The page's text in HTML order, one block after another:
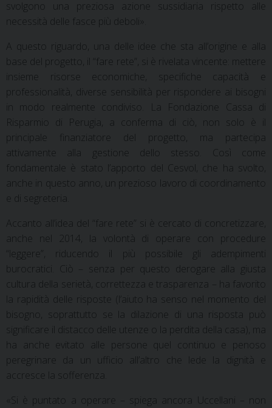
svolgono una preziosa azione sussidiaria rispetto alle
necessità delle fasce più deboli».
A questo riguardo, una delle idee che sta all’origine e alla
base del progetto, il “fare rete”, si è rivelata vincente: mettere
insieme risorse economiche, specifiche capacità e
professionalità, diverse sensibilità per rispondere ai bisogni
in modo realmente condiviso. La Fondazione Cassa di
Risparmio di Perugia, a conferma di ciò, non solo è il
principale finanziatore del progetto, ma partecipa
attivamente alla gestione dello stesso. Così come
fondamentale è stato l’apporto del Cesvol, che ha svolto,
anche in questo anno, un prezioso lavoro di coordinamento
e di segreteria.
Accanto all’idea del “fare rete” si è cercato di concretizzare,
anche nel 2014, la volontà di operare con procedure
“leggere”, riducendo il più possibile gli adempimenti
burocratici. Ciò – senza per questo derogare alla giusta
cultura della serietà, correttezza e trasparenza – ha favorito
la rapidità delle risposte (l’aiuto ha senso nel momento del
bisogno, soprattutto se la dilazione di una risposta può
significare il distacco delle utenze o la perdita della casa), ma
ha anche evitato alle persone quel continuo e penoso
peregrinare da un ufficio all’altro che lede la dignità e
accresce la sofferenza.
«Si è puntato a operare – spiega ancora Uccellani – non